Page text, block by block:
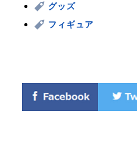
グッズ
フィギュア